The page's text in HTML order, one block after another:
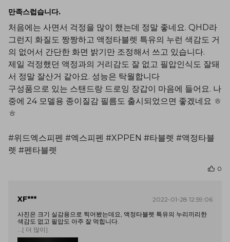
만족스럽습니다.
처음에는 사면서 걱정을 많이 했는데 정말 좋네요. QHD라
그런지 화질도 짱짱하고 액정타블렛 특유의 누런 색감도 거
의 없어서 간단한 화면 밝기만 조정해서 쓰고 있습니다.
제일 걱정했던 액정과의 거리감도 잘 없고 필압인식도 잘돼
서 정말 잘산거 같아요. 성능은 탁월합니다
구성품으로 있는 스탠드랑 드로잉 장갑이 마음에 들어요. 나
중에 24 모델용 종이질감 필름도 출시되었으면 좋겠네요 ㅎ
ㅎ
#위드엑스피펜 #엑스피펜 #XPPEN #타블렛 #액정타블
렛 #펜타블렛
0
XF***
2022-01-28 12:59:06
사진은 크기 실감용으로 찍어봤는데요, 액정타블렛 특유의 누리끼리한
색감도 없고 필압도 아주 잘 먹힙니다.
...[ 더 많이]